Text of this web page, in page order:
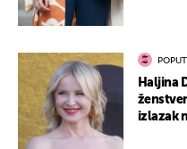
Haljina
izlazak